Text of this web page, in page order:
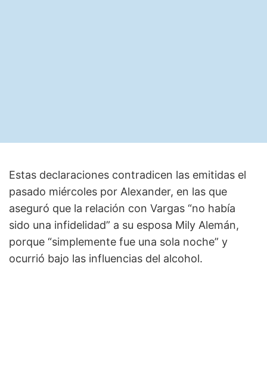
Estas declaraciones contradicen las emitidas el
pasado miércoles por Alexander, en las que
aseguró que la relación con Vargas “no había
sido una infidelidad” a su esposa Mily Alemán,
porque “simplemente fue una sola noche” y
ocurrió bajo las influencias del alcohol.